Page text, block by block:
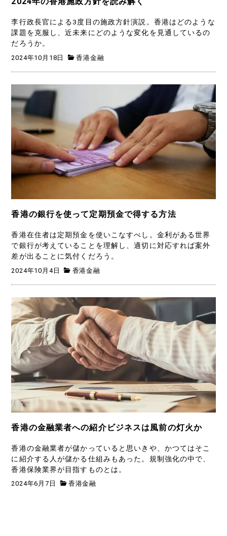
李行政長官による3度目の施政方針演説。香港はどのような
課題を克服し、近未来にどのような変化を見通しているの
だろうか。
2024年10月18日 香港金融
香港の銀行を使って定期預金で得する方法
香港在住者は定期預金を使いこなすべし。金利がある世界
で銀行が考えていることを理解し、適切に対応すれば案外
差が出ることに気付くだろう。
2024年10月4日 香港金融
香港の金融業者への紹介ビジネスは風前の灯火か
香港の金融業者が儲かっていると思いきや、かつてはそこ
に紹介する人が儲かる仕組みもあった。規制強化の中で、
香港保険業界が目指すものとは。
2024年6月7日 香港金融